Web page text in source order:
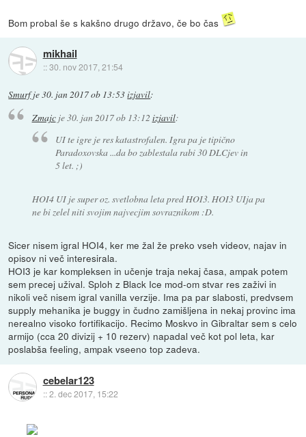
Bom probal še s kakšno drugo državo, če bo čas
mikhail
::30. nov 2017, 21:54
Smurfje30. jan 2017 ob 13:53izjavil:
Zmajcje30. jan 2017 ob 13:12 izjavil:
UI te igre je res katastrofalen. Igra pa je tipično
Paradoxovska ...da bo zablestala rabi 30 DLCjev in
5 let. ;)
HOI4 UI je super oz. svetlobna leta pred HOI3. HOI3 UIja pa
ne bi zelel niti svojim najvecjim sovraznikom :D.
Sicer nisem igral HOI4, ker me žal že preko vseh videov, najav in
opisov ni več interesirala.
HOI3 je kar kompleksen in učenje traja nekaj časa, ampak potem
sem precej užival. Sploh z Black Ice mod-om stvar res zaživi in
nikoli več nisem igral vanilla verzije. Ima pa par slabosti, predvsem
supply mehanika je buggy in čudno zamišljena in nekaj provinc ima
nerealno visoko fortifikacijo. Recimo Moskvo in Gibraltar sem s celo
armijo (cca 20 divizij + 10 rezerv) napadal več kot pol leta, kar
poslabša feeling, ampak vseeno top zadeva.
cebelar123
::2. dec 2017, 15:22